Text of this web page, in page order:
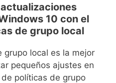
10 con el
de grupo local
grupo local es la mejor
pequeños ajustes en
políticas de grupo